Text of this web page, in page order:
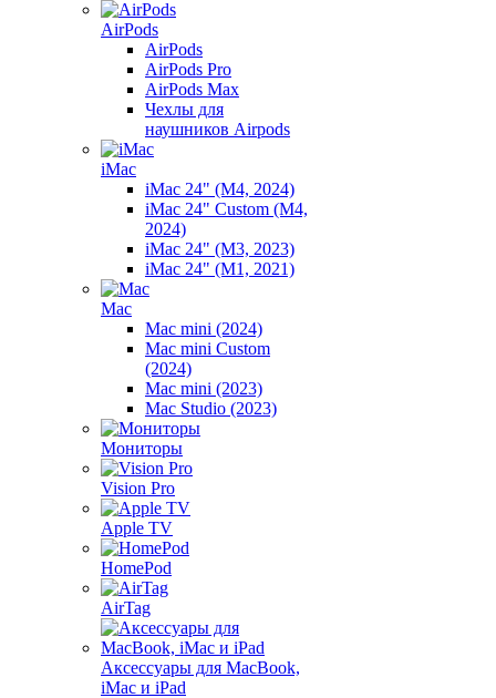
AirPods
AirPods
AirPods Pro
AirPods Max
Чехлы для
наушников Airpods
iMac
iMac 24" (M4, 2024)
iMac 24" Custom (M4,
2024)
iMac 24" (M3, 2023)
iMac 24" (M1, 2021)
Mac
Mac mini (2024)
Mac mini Custom
(2024)
Mac mini (2023)
Mac Studio (2023)
Мониторы
Vision Pro
Apple TV
HomePod
AirTag
Аксессуары для MacBook,
iMac и iPad